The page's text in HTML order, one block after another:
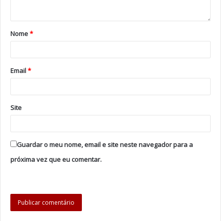
A organização do espetáculo é da Carlos Cunha
Produções.
Foto: DR
Nome*
Email*
Site
Guardar o meu nome, email e site neste navegador para a
próxima vez que eu comentar.